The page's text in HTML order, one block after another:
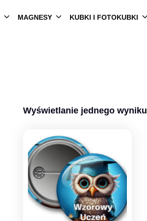
MAGNESY KUBKI I FOTOKUBKI
Wyświetlanie jednego wyniku